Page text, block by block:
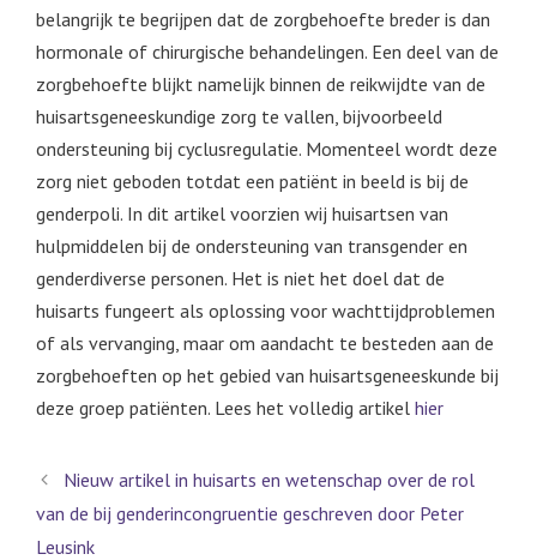
belangrijk te begrijpen dat de zorgbehoefte breder is dan
hormonale of chirurgische behandelingen. Een deel van de
zorgbehoefte blijkt namelijk binnen de reikwijdte van de
huisartsgeneeskundige zorg te vallen, bijvoorbeeld
ondersteuning bij cyclusregulatie. Momenteel wordt deze
zorg niet geboden totdat een patiënt in beeld is bij de
genderpoli. In dit artikel voorzien wij huisartsen van
hulpmiddelen bij de ondersteuning van transgender en
genderdiverse personen. Het is niet het doel dat de
huisarts fungeert als oplossing voor wachttijdproblemen
of als vervanging, maar om aandacht te besteden aan de
zorgbehoeften op het gebied van huisartsgeneeskunde bij
deze groep patiënten. Lees het volledig artikel hier
Nieuw artikel in huisarts en wetenschap over de rol
van de bij genderincongruentie geschreven door Peter
Leusink